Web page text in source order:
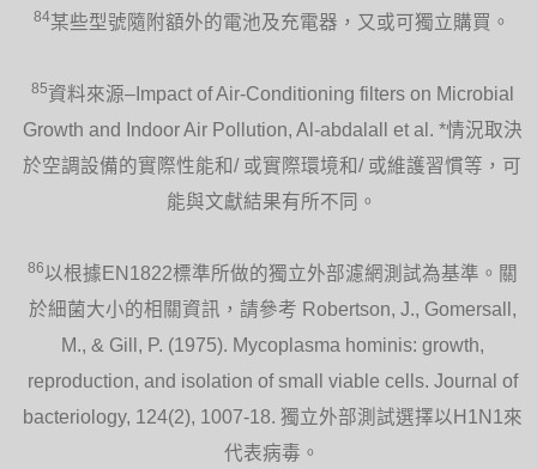
84某些型號隨附額外的電池及充電器，又或可獨立購買。
85資料來源–Impact of Air-Conditioning filters on Microbial
Growth and Indoor Air Pollution, Al-abdalall et al. *情況取決
於空調設備的實際性能和/ 或實際環境和/ 或維護習慣等，可
能與文獻結果有所不同。
86以根據EN1822標準所做的獨立外部濾網測試為基準。關
於細菌大小的相關資訊，請參考 Robertson, J., Gomersall,
M., & Gill, P. (1975). Mycoplasma hominis: growth,
reproduction, and isolation of small viable cells. Journal of
bacteriology, 124(2), 1007-18. 獨立外部測試選擇以H1N1來
代表病毒。